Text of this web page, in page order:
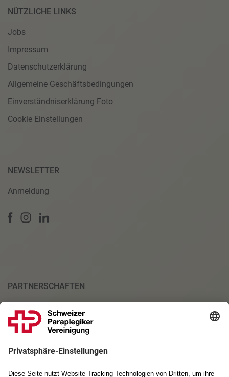
NÜTZLICHE LINKS
Jobs
Impressum
Datenschutzerklärung
Allgemeine Geschäftsbedingungen
Einverständniserklärung Foto
Cookie Einstellungen
NEWSLETTER
Anmeldung
PARTNERSCHAFTEN